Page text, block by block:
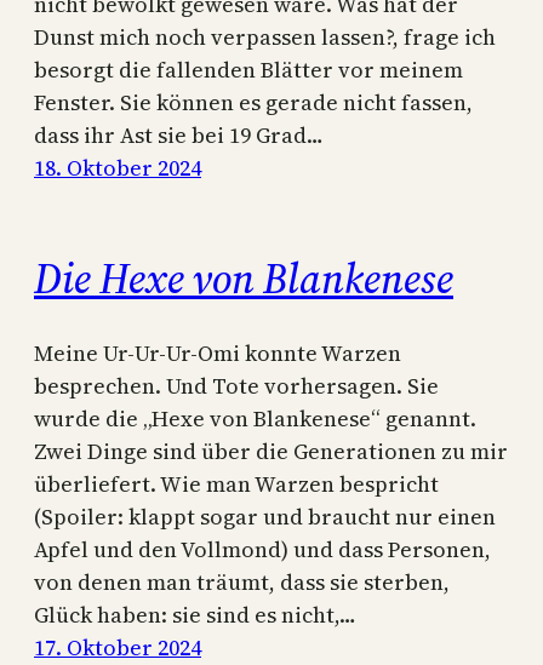
Dunst mich noch verpassen lassen?, frage ich
besorgt die fallenden Blätter vor meinem
Fenster. Sie können es gerade nicht fassen,
dass ihr Ast sie bei 19 Grad…
18. Oktober 2024
Die Hexe von Blankenese
Meine Ur-Ur-Ur-Omi konnte Warzen
besprechen. Und Tote vorhersagen. Sie
wurde die „Hexe von Blankenese“ genannt.
Zwei Dinge sind über die Generationen zu mir
überliefert. Wie man Warzen bespricht
(Spoiler: klappt sogar und braucht nur einen
Apfel und den Vollmond) und dass Personen,
von denen man träumt, dass sie sterben,
Glück haben: sie sind es nicht,…
17. Oktober 2024